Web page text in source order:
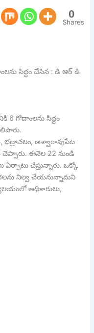
0
Shares
సిద్ధం చేసిన : డి ఆర్ డి
6 గోదాంలను సిద్ధం
భద్రాచలం, అశ్వారావుపేట
చెప్పారు. ఈనెల 22 నుండి
చేస్తున్నారు. ఒక్కో
నిల్వ చేయనున్నామని
అధికారులు,